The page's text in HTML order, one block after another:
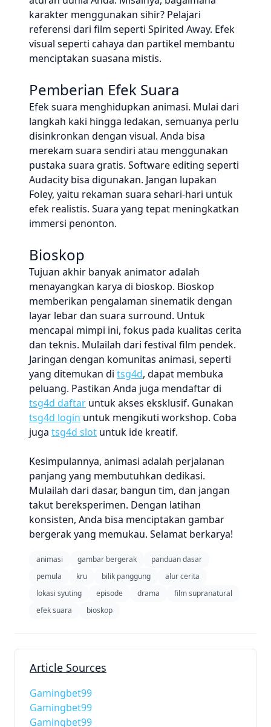
karakter menggunakan sihir? Pelajari
referensi dari film seperti Spirited Away. Efek
visual seperti cahaya dan partikel membantu
menciptakan suasana mistis.
Pemberian Efek Suara
Efek suara menghidupkan animasi. Mulai dari
langkah kaki hingga ledakan, semuanya perlu
disinkronkan dengan visual. Anda bisa
merekam suara sendiri atau menggunakan
pustaka suara gratis. Software editing seperti
Audacity bisa digunakan. Jangan lupakan
Foley, yaitu rekaman suara sehari-hari untuk
efek realistis. Suara yang tepat meningkatkan
immersi penonton.
Bioskop
Tujuan akhir banyak animator adalah
menayangkan karya di bioskop. Bioskop
memberikan pengalaman sinematik dengan
layar lebar dan suara surround. Untuk
mencapai mimpi ini, fokus pada kualitas cerita
dan teknis. Mulailah dari festival film pendek.
Jaringan dengan komunitas animasi, seperti
yang ditemukan di tsg4d, dapat membuka
peluang. Pastikan Anda juga mendaftar di
tsg4d daftar untuk akses eksklusif. Gunakan
tsg4d login untuk mengikuti workshop. Coba
juga tsg4d slot untuk ide kreatif.
Kesimpulannya, animasi adalah perjalanan
panjang yang membutuhkan dedikasi.
Mulailah dari dasar, bangun tim, dan jangan
takut bereksperimen. Dengan latihan
konsisten, Anda bisa menciptakan gambar
bergerak yang memukau. Selamat berkarya!
animasi gambar bergerak
panduan dasar
pemula
kru bilik panggung
alur cerita
lokasi syuting
episode drama
film supranatural
efek suara
bioskop
Article Sources
Gamingbet99
Gamingbet99
Gamingbet99